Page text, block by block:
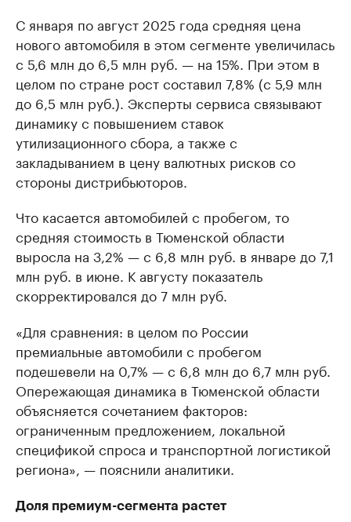
С января по август 2025 года средняя цена
нового автомобиля в этом сегменте увеличилась
с 5,6 млн до 6,5 млн руб. — на 15%. При этом в
целом по стране рост составил 7,8% (с 5,9 млн
до 6,5 млн руб.). Эксперты сервиса связывают
динамику с повышением ставок
утилизационного сбора, а также с
закладыванием в цену валютных рисков со
стороны дистрибьюторов.
Что касается автомобилей с пробегом, то
средняя стоимость в Тюменской области
выросла на 3,2% — с 6,8 млн руб. в январе до 7,1
млн руб. в июне. К августу показатель
скорректировался до 7 млн руб.
«Для сравнения: в целом по России
премиальные автомобили с пробегом
подешевели на 0,7% — с 6,8 млн до 6,7 млн руб.
Опережающая динамика в Тюменской области
объясняется сочетанием факторов:
ограниченным предложением, локальной
спецификой спроса и транспортной логистикой
региона», — пояснили аналитики.
Доля премиум-сегмента растет